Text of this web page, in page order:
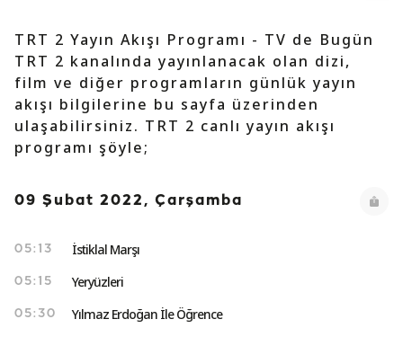
TRT 2 Yayın Akışı Programı - TV de Bugün
TRT 2 kanalında yayınlanacak olan dizi,
film ve diğer programların günlük yayın
akışı bilgilerine bu sayfa üzerinden
ulaşabilirsiniz. TRT 2 canlı yayın akışı
programı şöyle;
09 Şubat 2022, Çarşamba
05:13 İstiklal Marşı
05:15 Yeryüzleri
05:30 Yılmaz Erdoğan İle Öğrence